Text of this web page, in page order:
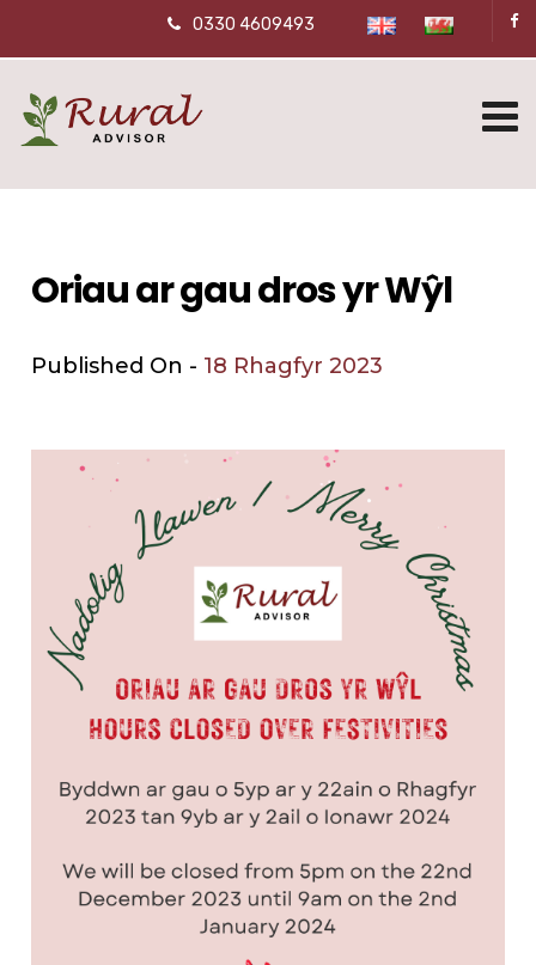
0330 4609493
Oriau ar gau dros yr Wŷl
Published On - 18 Rhagfyr 2023